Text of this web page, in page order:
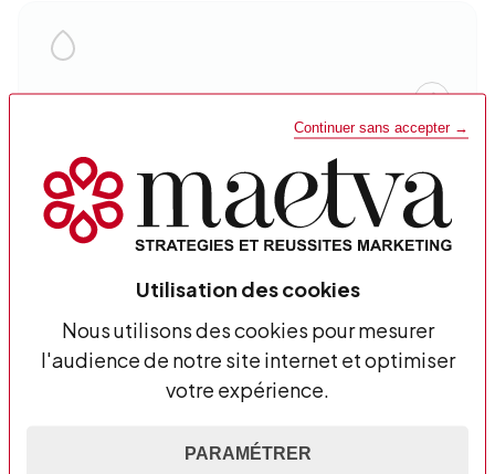
Continuer sans accepter →
Utilisation des cookies
Nous utilisons des cookies pour mesurer
l'audience de notre site internet et optimiser
votre expérience.
PARAMÉTRER